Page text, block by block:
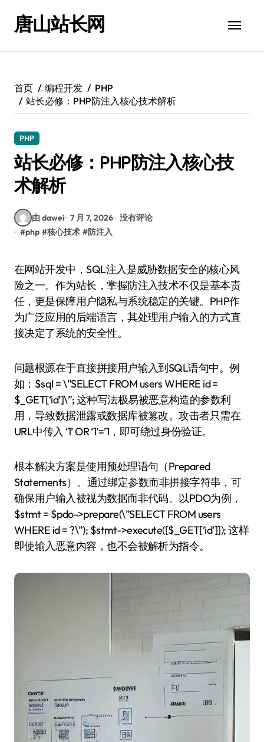
唐山站长网
首页 编程开发
PHP
站长必修：PHP防注入核心技术解析
PHP
站长必修：PHP防注入核心技
术解析
由 dawei 7 月 7, 2026 没有评论
#php #核心技术 #防注入
在网站开发中，SQL注入是威胁数据安全的核心风
险之一。作为站长，掌握防注入技术不仅是基本责
任，更是保障用户隐私与系统稳定的关键。PHP作
为广泛应用的后端语言，其处理用户输入的方式直
接决定了系统的安全性。
问题根源在于直接拼接用户输入到SQL语句中。例
如：$sql = \”SELECT FROM users WHERE id =
$_GET[‘id’]\”; 这种写法极易被恶意构造的参数利
用，导致数据泄露或数据库被篡改。攻击者只需在
URL中传入 ‘1’ OR ‘1’=’1，即可绕过身份验证。
根本解决方案是使用预处理语句（Prepared
Statements）。通过绑定参数而非拼接字符串，可
确保用户输入被视为数据而非代码。以PDO为例，
$stmt = $pdo->prepare(\”SELECT FROM users
WHERE id = ?\”); $stmt->execute([$_GET[‘id’]]); 这样
即使输入恶意内容，也不会被解析为指令。